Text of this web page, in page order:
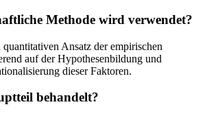
Methode wird verwendet?
Ansatz der empirischen
auf der Hypothesenbildung und
dieser Faktoren.
behandelt?